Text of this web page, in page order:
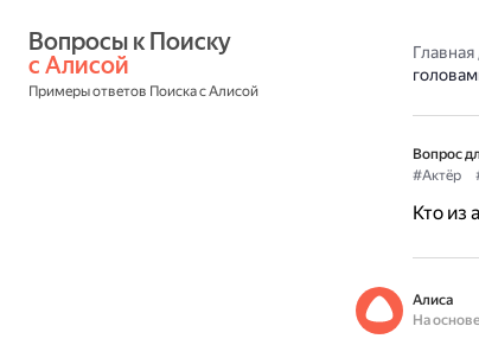
с Алисой
Примеры ответов Поиска с Алисой
Главная
Вопрос
#Актёр
Кто из
Алиса
На